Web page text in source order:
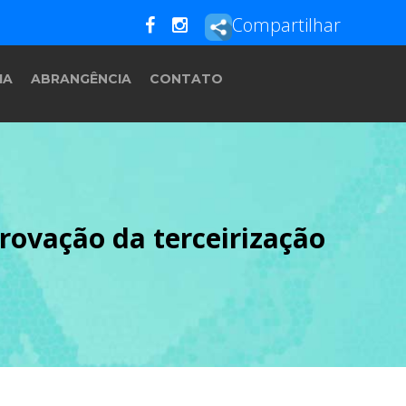
Compartilhar
ABRANGÊNCIA CONTATO
da terceirização